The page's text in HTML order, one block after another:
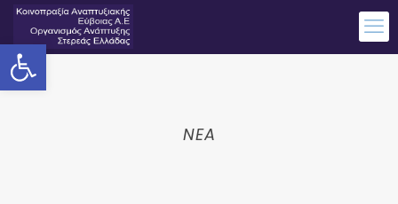
Ανοίξτε τη γραμμή εργαλείων
NEA